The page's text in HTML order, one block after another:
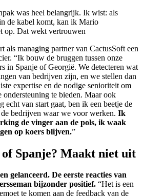
was heel belangrijk. Ik wist: als
de kabel komt, kan ik Mario
op. Dat wekt vertrouwen
als managing partner van CactusSoft een
“Ik bouw de bruggen tussen onze
in Spanje of Georgië. We detecteren wat
van bedrijven zijn, en we stellen dan
expertise en de nodige senioriteit om
ondersteuning te bieden. Maar ook
echt van start gaat, ben ik een beetje de
bedrijven waar we voor werken. Ik
de vinger aan de pols, ik waak
op koers blijven.”
Spanje? Maakt niet uit
gelanceerd. De eerste reacties van
bijzonder positief. “Het is een
te komen aan de feedback van de